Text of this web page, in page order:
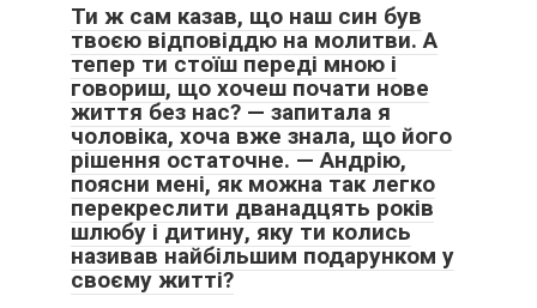
Ти ж сам казав, що наш син був
твоєю відповіддю на молитви. А
тепер ти стоїш переді мною і
говориш, що хочеш почати нове
життя без нас? — запитала я
чоловіка, хоча вже знала, що його
рішення остаточне. — Андрію,
поясни мені, як можна так легко
перекреслити дванадцять років
шлюбу і дитину, яку ти колись
називав найбільшим подарунком у
своєму житті?